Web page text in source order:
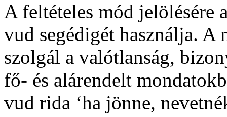
A feltételes mód jelölésére
vud segédigét használja. A
szolgál a valótlanság,
fő- és alárendelt
vud rida ‘ha jönne,